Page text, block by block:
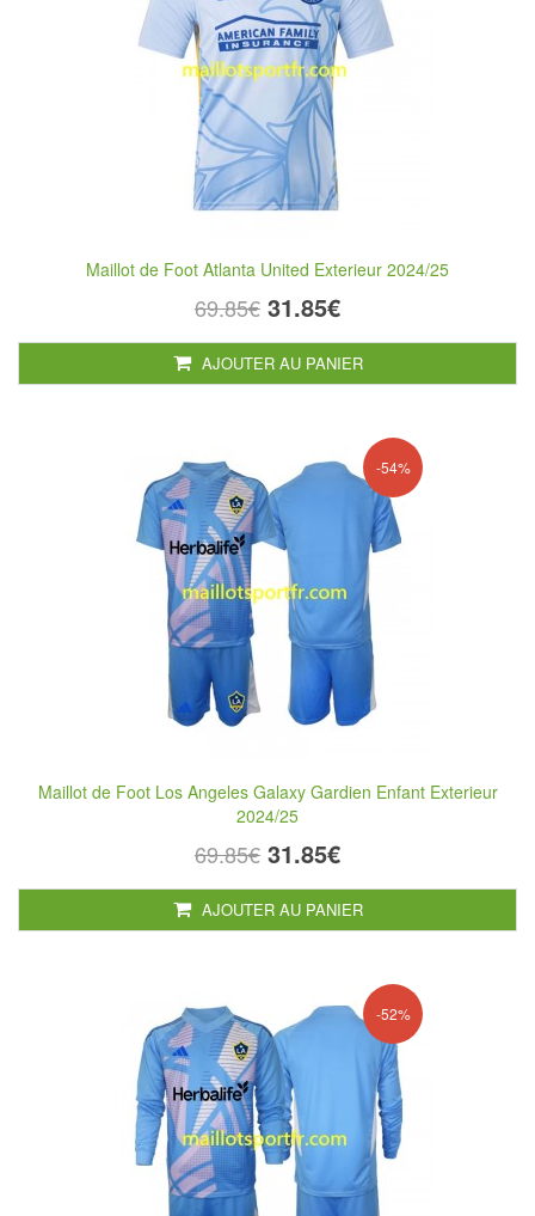
Maillot de Foot Atlanta United Exterieur 2024/25
69.85€ 31.85€
AJOUTER AU PANIER
-54%
Maillot de Foot Los Angeles Galaxy Gardien Enfant Exterieur
2024/25
69.85€ 31.85€
AJOUTER AU PANIER
-52%